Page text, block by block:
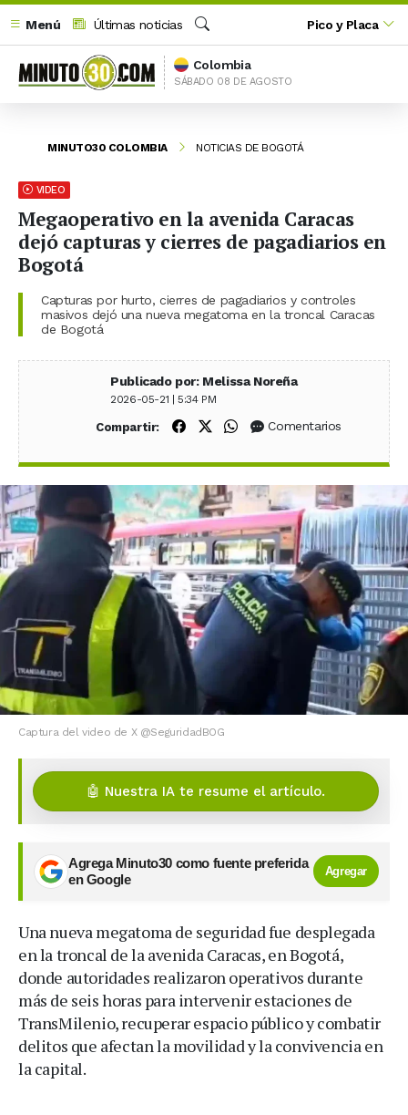
Menú
Últimas noticias
Buscar
Pico y Placa
Colombia
SÁBADO 08 DE AGOSTO
MINUTO30 COLOMBIA NOTICIAS DE BOGOTÁ
VIDEO
Megaoperativo en la avenida Caracas
dejó capturas y cierres de pagadiarios en
Bogotá
Capturas por hurto, cierres de pagadiarios y controles
masivos dejó una nueva megatoma en la troncal Caracas
de Bogotá
Publicado por: Melissa Noreña
2026-05-21 | 5:34 PM
Compartir: Compartir en Facebook
Compartir en X (Twitter)
Compartir en WhatsApp
Comentarios
Captura del video de X @SeguridadBOG
🤖 Nuestra IA te resume el artículo.
Agrega Minuto30 como fuente preferida
en Google
Agregar
Una nueva megatoma de seguridad fue desplegada
en la troncal de la avenida Caracas, en Bogotá,
donde autoridades realizaron operativos durante
más de seis horas para intervenir estaciones de
TransMilenio, recuperar espacio público y combatir
delitos que afectan la movilidad y la convivencia en
la capital.